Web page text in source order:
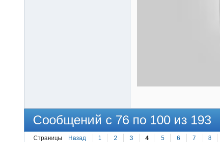
Сообщений с 76 по 100 из 193
Страницы Назад 1 2 3 4 5 6 7 8